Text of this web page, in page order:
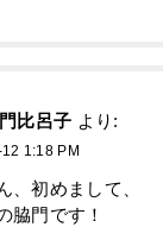
比呂子 より:
1:18 PM
、初めまして、
脇門です！